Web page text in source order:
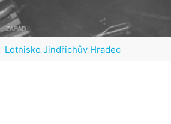
Lotnisko Jindřichův Hradec